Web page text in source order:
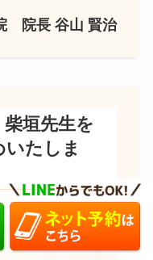
院長 谷山 賢治
垣先生を
いたしま